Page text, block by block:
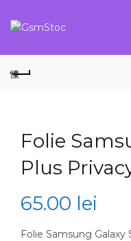
Folie
Plus
65.00 lei
Folie Samsung